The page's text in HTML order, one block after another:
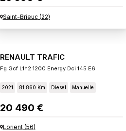
Saint-Brieuc(22)
RENAULT TRAFIC
Fg Gcf L1h2 1200 Energy Dci 145 E6
2021 81 860 Km Diesel Manuelle
20 490 €
Lorient(56)